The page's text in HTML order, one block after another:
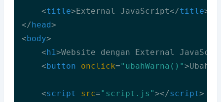
<title>External JavaScript</title>
</head>
<body>
<h1>Website dengan External
<button onclick="ubahWarna()">Ubah
<script src="script.js"></script>